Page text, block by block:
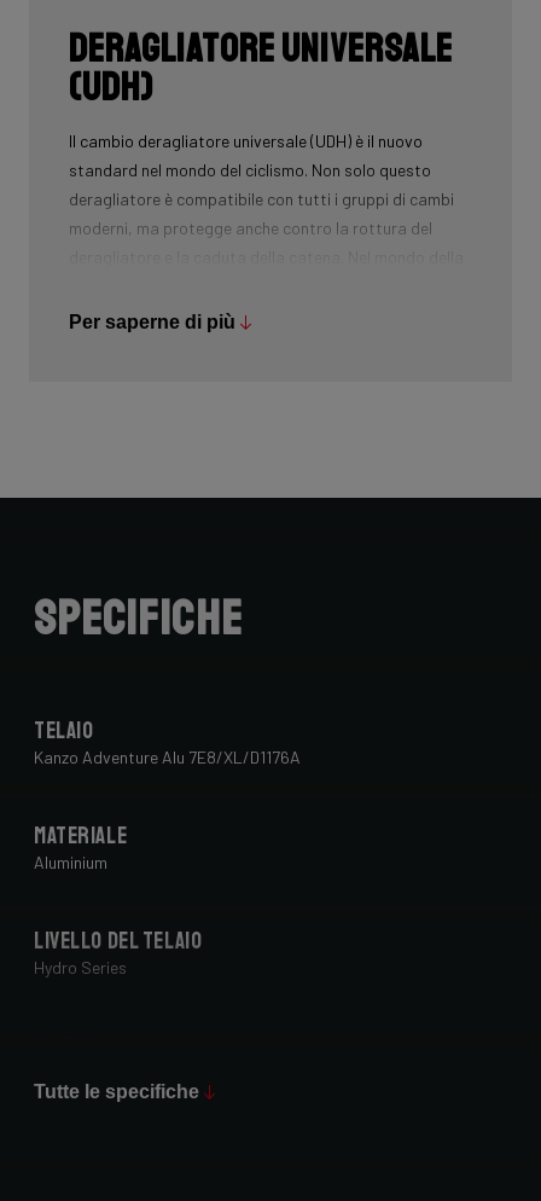
Deragliatore Universale
(UDH)
Il cambio deragliatore universale (UDH) è il nuovo
standard nel mondo del ciclismo. Non solo questo
deragliatore è compatibile con tutti i gruppi di cambi
moderni, ma protegge anche contro la rottura del
sta portando questa tecnologia anche in altri
Per saperne di più
Specifiche
Telaio
Kanzo Adventure Alu 7E8/XL/D1176A
Materiale
Aluminium
Livello del telaio
Hydro Series
Tutte le specifiche